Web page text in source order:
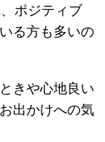
ポジティブ
る方も多いの
きや心地良い
出かけへの気